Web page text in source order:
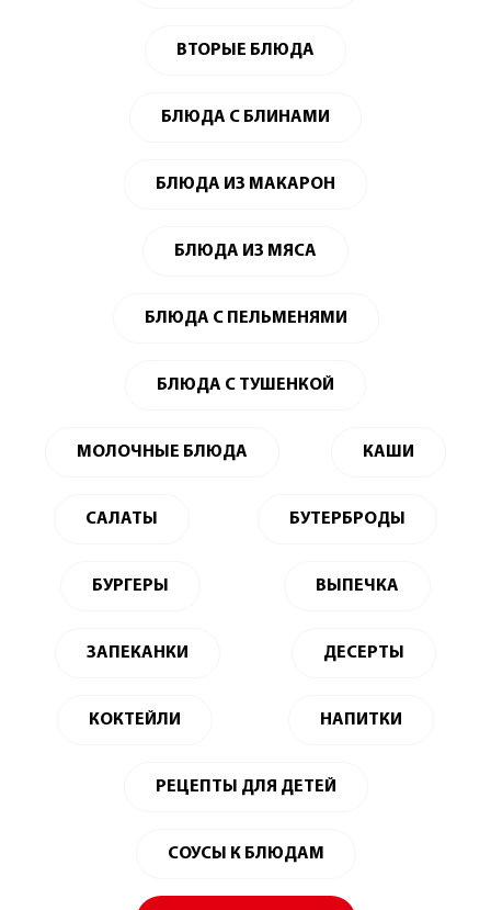
ВТОРЫЕ БЛЮДА
БЛЮДА С БЛИНАМИ
БЛЮДА ИЗ МАКАРОН
БЛЮДА ИЗ МЯСА
БЛЮДА С ПЕЛЬМЕНЯМИ
БЛЮДА С ТУШЕНКОЙ
МОЛОЧНЫЕ БЛЮДА КАШИ
САЛАТЫ БУТЕРБРОДЫ
БУРГЕРЫ ВЫПЕЧКА
ЗАПЕКАНКИ ДЕСЕРТЫ
КОКТЕЙЛИ НАПИТКИ
РЕЦЕПТЫ ДЛЯ ДЕТЕЙ
СОУСЫ К БЛЮДАМ